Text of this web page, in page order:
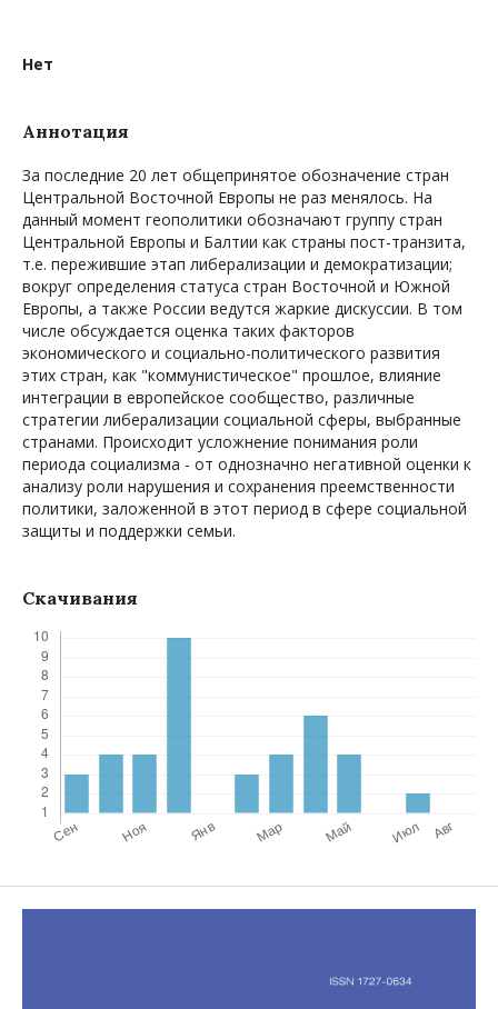
Нет
Аннотация
За последние 20 лет общепринятое обозначение стран
Центральной Восточной Европы не раз менялось. На
данный момент геополитики обозначают группу стран
Центральной Европы и Балтии как страны пост-транзита,
т.е. пережившие этап либерализации и демократизации;
вокруг определения статуса стран Восточной и Южной
Европы, а также России ведутся жаркие дискуссии. В том
числе обсуждается оценка таких факторов
экономического и социально-политического развития
этих стран, как "коммунистическое" прошлое, влияние
интеграции в европейское сообщество, различные
стратегии либерализации социальной сферы, выбранные
странами. Происходит усложнение понимания роли
периода социализма - от однозначно негативной оценки к
анализу роли нарушения и сохранения преемственности
политики, заложенной в этот период в сфере социальной
защиты и поддержки семьи.
Скачивания